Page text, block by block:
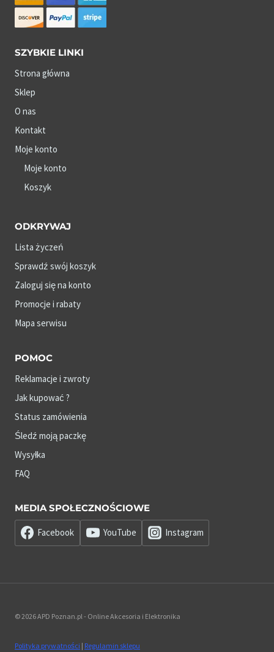
SZYBKIE LINKI
Strona główna
Sklep
O nas
Kontakt
Moje konto
Moje konto
Koszyk
ODKRYWAJ
Lista życzeń
Sprawdź swój koszyk
Zaloguj się na konto
Promocje i rabaty
Mapa serwisu
POMOC
Reklamacje i zwroty
Jak kupować ?
Status zamówienia
Śledź moją paczkę
Wysyłka
FAQ
MEDIA SPOŁECZNOŚCIOWE
Facebook YouTube Instagram
© 2026 APD Poznan.pl - Online Akcesoria i Elektronika
Polityka prywatności | Regulamin sklepu